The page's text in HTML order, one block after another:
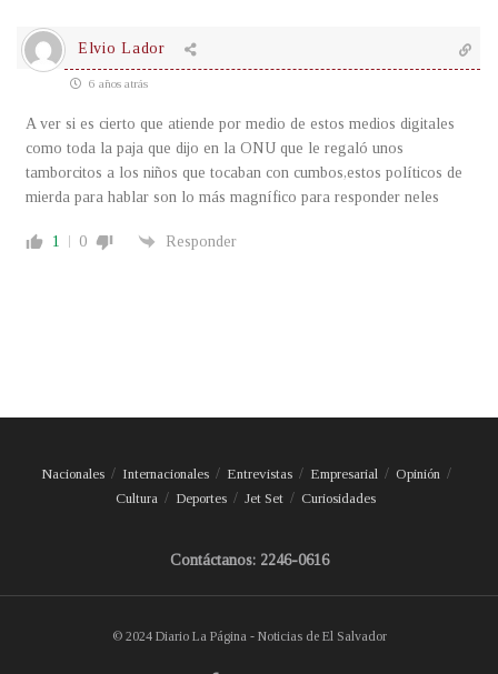
Elvio Lador
6 años atrás
A ver si es cierto que atiende por medio de estos medios digitales
como toda la paja que dijo en la ONU que le regaló unos
tamborcitos a los niños que tocaban con cumbos,estos políticos de
mierda para hablar son lo más magnífico para responder neles
1 0 Responder
Nacionales Internacionales Entrevistas Empresarial
Opinión
Cultura
Deportes Jet Set Curiosidades
Contáctanos: 2246-0616
© 2024 Diario La Página - Noticias de El Salvador